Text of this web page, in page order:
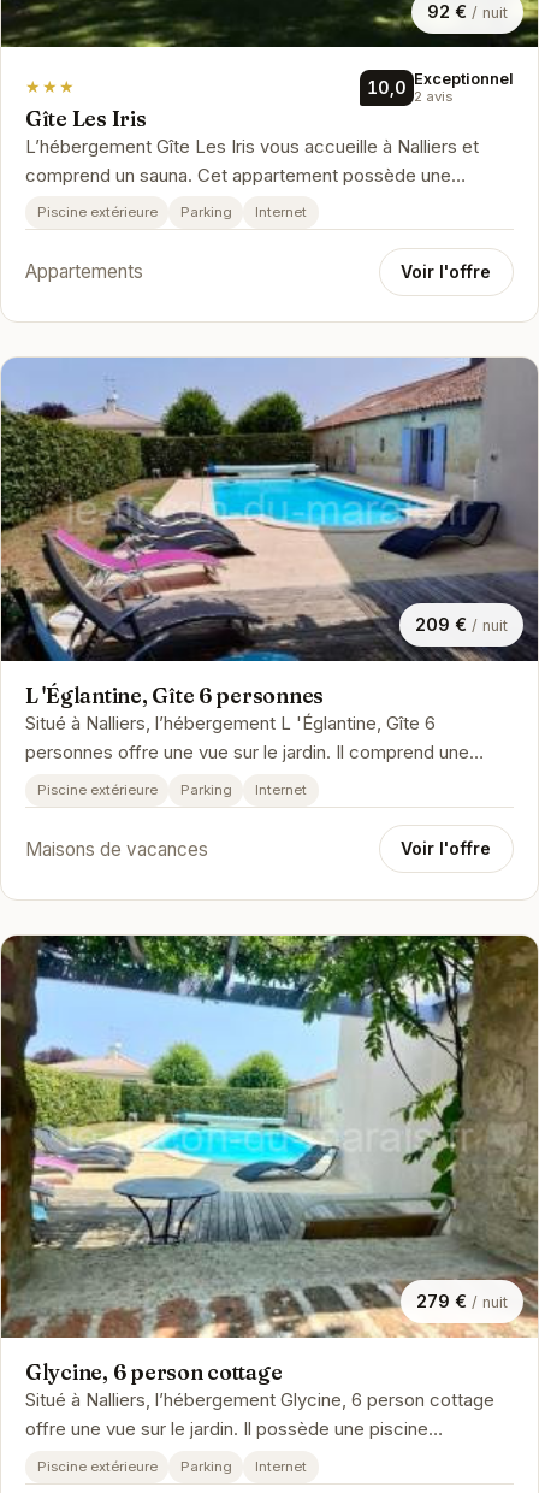
92 € / nuit
★★★ 10,0 Exceptionnel
2 avis
Gîte Les Iris
L’hébergement Gîte Les Iris vous accueille à Nalliers et
comprend un sauna. Cet appartement possède une
piscine privée, un jardin,…
Piscine extérieure Parking Internet
Appartements Voir l'offre
209 € / nuit
L 'Églantine, Gîte 6 personnes
Situé à Nalliers, l’hébergement L 'Églantine, Gîte 6
personnes offre une vue sur le jardin. Il comprend une
piscine extérieure ouv…
Piscine extérieure Parking Internet
Maisons de vacances Voir l'offre
279 €/ nuit
Glycine, 6 person cottage
Situé à Nalliers, l’hébergement Glycine, 6 person cottage
offre une vue sur le jardin. Il possède une piscine
extérieure ouverte e…
Piscine extérieure Parking Internet